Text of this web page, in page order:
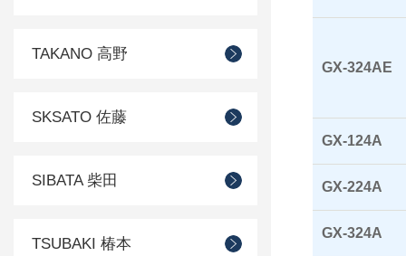
TAKANO 高野
SKSATO 佐藤
SIBATA 柴田
TSUBAKI 椿本
GX-324AE
GX-124A
GX-224A
GX-324A